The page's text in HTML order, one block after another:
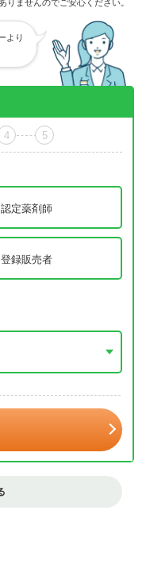
ませんのでご安心ください。
より
4 5
認定薬剤師
登録販売者